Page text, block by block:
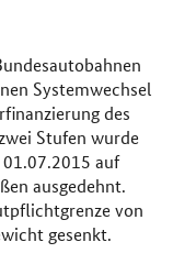
Systemwechsel
des
Stufen wurde
auf
ausgedehnt.
von
gesenkt.